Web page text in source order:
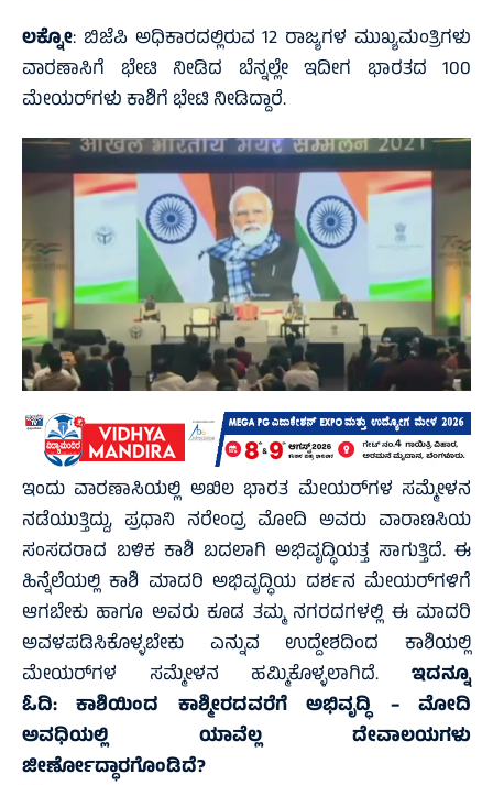
ಲಕ್ನೋ: ಬಿಜೆಪಿ ಅಧಿಕಾರದಲ್ಲಿರುವ 12 ರಾಜ್ಯಗಳ ಮುಖ್ಯಮಂತ್ರಿಗಳು
ವಾರಣಾಸಿಗೆ ಭೇಟಿ ನೀಡಿದ ಬೆನ್ನಲ್ಲೇ ಇದೀಗ ಭಾರತದ 100
ಮೇಯರ್‌ಗಳು ಕಾಶಿಗೆ ಭೇಟಿ ನೀಡಿದ್ದಾರೆ.
ಇಂದು ವಾರಣಾಸಿಯಲ್ಲಿ ಅಖಿಲ ಭಾರತ ಮೇಯರ್‌ಗಳ ಸಮ್ಮೇಳನ
ನಡೆಯುತ್ತಿದ್ದು, ಪ್ರಧಾನಿ ನರೇಂದ್ರ ಮೋದಿ ಅವರು ವಾರಾಣಸಿಯ
ಸಂಸದರಾದ ಬಳಿಕ ಕಾಶಿ ಬದಲಾಗಿ ಅಭಿವೃದ್ಧಿಯತ್ತ ಸಾಗುತ್ತಿದೆ. ಈ
ಹಿನ್ನೆಲೆಯಲ್ಲಿ ಕಾಶಿ ಮಾದರಿ ಅಭಿವೃದ್ಧಿಯ ದರ್ಶನ ಮೇಯರ್‌ಗಳಿಗೆ
ಆಗಬೇಕು ಹಾಗೂ ಅವರು ಕೂಡ ತಮ್ಮ ನಗರದಗಳಲ್ಲಿ ಈ ಮಾದರಿ
ಅವಳಪಡಿಸಿಕೊಳ್ಳಬೇಕು ಎನ್ನುವ ಉದ್ದೇಶದಿಂದ ಕಾಶಿಯಲ್ಲಿ
ಮೇಯರ್‌ಗಳ ಸಮ್ಮೇಳನ ಹಮ್ಮಿಕೊಳ್ಳಲಾಗಿದೆ. ಇದನ್ನೂ
ಓದಿ:ಕಾಶಿಯಿಂದ ಕಾಶ್ಮೀರದವರೆಗೆ ಅಭಿವೃದ್ಧಿ – ಮೋದಿ
ಅವಧಿಯಲ್ಲಿ ಯಾವೆಲ್ಲ ದೇವಾಲಯಗಳು
ಜೀರ್ಣೋದ್ಧಾರಗೊಂಡಿದೆ?